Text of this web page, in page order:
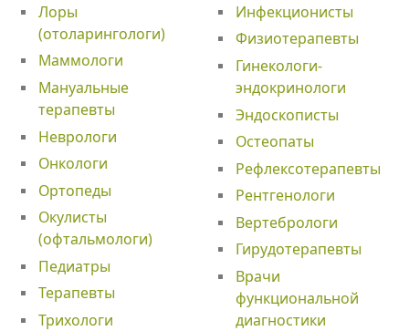
Лоры
(отоларингологи)
Маммологи
Мануальные
терапевты
Неврологи
Онкологи
Ортопеды
Окулисты
(офтальмологи)
Педиатры
Терапевты
Трихологи
Инфекционисты
Физиотерапевты
Гинекологи-
эндокринологи
Эндоскописты
Остеопаты
Рефлексотерапевты
Рентгенологи
Вертебрологи
Гирудотерапевты
Врачи
функциональной
диагностики